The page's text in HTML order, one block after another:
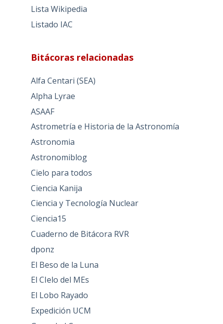
Lista Wikipedia
Listado IAC
Bitácoras relacionadas
Alfa Centari (SEA)
Alpha Lyrae
ASAAF
Astrometría e Historia de la Astronomía
Astronomia
Astronomiblog
Cielo para todos
Ciencia Kanija
Ciencia y Tecnología Nuclear
Ciencia15
Cuaderno de Bitácora RVR
dponz
El Beso de la Luna
El CIelo del MEs
El Lobo Rayado
Expedición UCM